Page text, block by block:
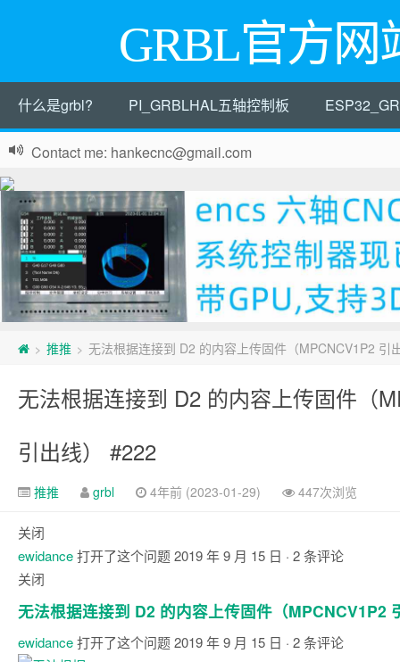
GRBL官方网
什么是grbl? PI_GRBLHAL五轴控制板
Contact me: hankecnc@gmail.com
> 推推 > 无法根据连接到 D2 的内容上传固件（MPCNCV1P2 引
无法根据连接到 D2 的内容上传固件（
引出线） #222
推推 grbl 4年前 (2023-01-29) 447次浏览
关闭
ewidance打开了这个问题2019 年 9 月 15 日 · 2 条评论
关闭
无法根据连接到 D2 的内容上传固件（MPCNCV1P2
ewidance打开了这个问题2019 年 9 月 15 日 · 2 条评论